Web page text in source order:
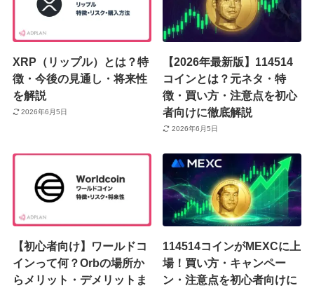
XRP（リップル）とは？特
徴・今後の見通し・将来性
を解説
2026年6月5日
【2026年最新版】114514
コインとは？元ネタ・特
徴・買い方・注意点を初心
者向けに徹底解説
2026年6月5日
【初心者向け】ワールドコ
インって何？Orbの場所か
らメリット・デメリットま
114514コインがMEXCに上
場！買い方・キャンペー
ン・注意点を初心者向けに